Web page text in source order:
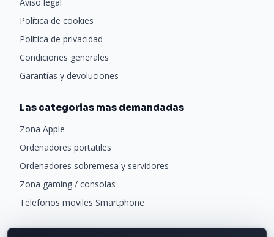
Política de cookies
Política de privacidad
Condiciones generales
Garantías y devoluciones
Las categorias mas demandadas
Zona Apple
Ordenadores portatiles
Ordenadores sobremesa y servidores
Zona gaming / consolas
Telefonos moviles Smartphone